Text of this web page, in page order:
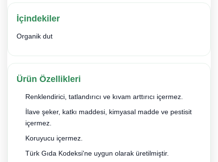
İçindekiler
Organik dut
Ürün Özellikleri
Renklendirici, tatlandırıcı ve kıvam arttırıcı içermez.
İlave şeker, katkı maddesi, kimyasal madde ve pestisit
içermez.
Koruyucu içermez.
Türk Gıda Kodeksi'ne uygun olarak üretilmiştir.